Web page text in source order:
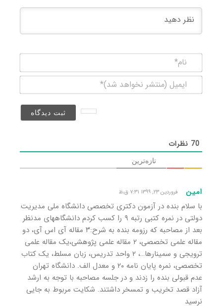
(منتشر
70 نظرات
تازه‌ترین
امین فروردین ۲۳, ۱۳۹۹ ۷:۳۱ ق٫ظ
با سلام بنده در آزمون دکتری تخصصی دانشگاه ملی مدیریت
دولتی در نمره کتبی رتبه ۹ را کسب کردم دانشگاههای مدنظر
بعد از مصاحبه که رزومه بنده به شرح:۳ مقاله آی اس آی، دو
مقاله علمی تخصصی، ۲ مقاله علمی پژوهشی،یک مقاله علمی
ترویجی و سمینارها…، ۲ واحد تدریس، زبان مسلط، یک کتاب
تخصصی، نمره پایان نامه ۲۰ و معدل الف. دانشگاه تهران
عدم قبولی بنده را زدند و در جلسه مصاحبه با توجه به ارشد
آزاد قصد تخریب و تمسخر داشتند. شکایت مربوط به جایی
نرسید